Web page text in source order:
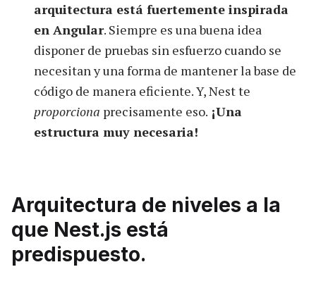
arquitectura está fuertemente inspirada
en Angular. Siempre es una buena idea
disponer de pruebas sin esfuerzo cuando se
necesitan y una forma de mantener la base de
código de manera eficiente. Y, Nest te
proporciona precisamente eso. ¡Una
estructura muy necesaria!
Arquitectura de niveles a la
que Nest.js está
predispuesto.